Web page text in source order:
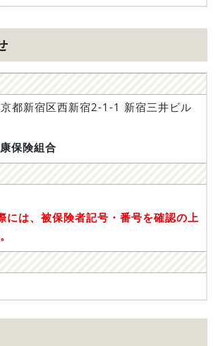
都新宿区西新宿2-1-1 新宿三井ビル
保険組合
には、被保険者記号・番号を確認の上